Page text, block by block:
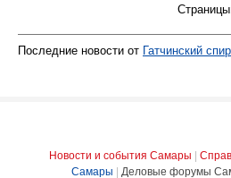
Последние новости от Гатчинский
Новости и события Самары
Самары
Деловые форумы